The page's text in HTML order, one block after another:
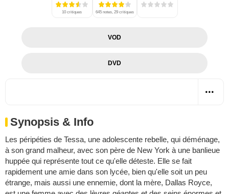
10 critiques 645 notes, 29 critiques
VOD
DVD
Synopsis & Info
Les péripéties de Tessa, une adolescente rebelle, qui déménage,
à son grand malheur, avec son père de New York à une banlieue
huppée qui représente tout ce qu'elle déteste. Elle se fait
rapidement une amie dans son lycée, bien qu'elle soit un peu
étrange, mais aussi une ennemie, dont la mère, Dallas Royce,